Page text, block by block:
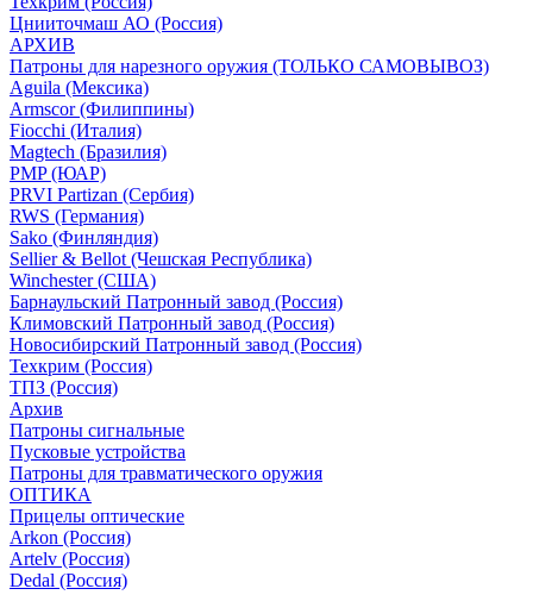
Цнииточмаш АО (Россия)
АРХИВ
Патроны для нарезного оружия (ТОЛЬКО САМОВЫВОЗ)
Aguila (Мексика)
Armscor (Филиппины)
Fiocchi (Италия)
Magtech (Бразилия)
PMP (ЮАР)
PRVI Partizan (Сербия)
RWS (Германия)
Sako (Финляндия)
Sellier & Bellot (Чешская Республика)
Winchester (США)
Барнаульский Патронный завод (Россия)
Климовский Патронный завод (Россия)
Новосибирский Патронный завод (Россия)
Техкрим (Россия)
ТПЗ (Россия)
Архив
Патроны сигнальные
Пусковые устройства
Патроны для травматического оружия
ОПТИКА
Прицелы оптические
Arkon (Россия)
Artelv (Россия)
Dedal (Россия)